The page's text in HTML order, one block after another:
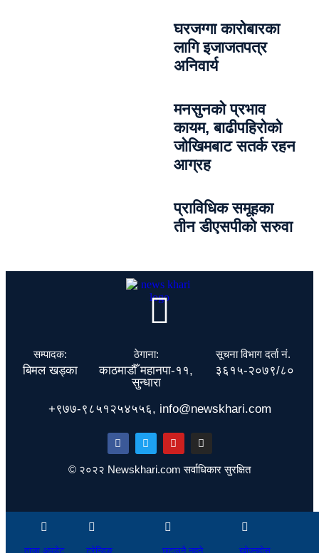
घरजग्गा कारोबारका
लागि इजाजतपत्र
अनिवार्य
मनसुनको प्रभाव
कायम, बाढीपहिरोको
जोखिमबाट सतर्क रहन
आग्रह
प्राविधिक समूहका
तीन डीएसपीको सरुवा
सम्पादक:
बिमल खड्का
ठेगाना:
काठमाडौँ महानपा-११,
सुन्धारा
सूचना विभाग दर्ता नं.
३६१५-२०७९/८०
+९७७-९८५१२५४५५६, info@newskhari.com
© २०२२ Newskhari.com सर्वाधिकार सुरक्षित
ताजा अपडेट ट्रेन्डिङ छुटाउनै नहुने खोज्नुहोस